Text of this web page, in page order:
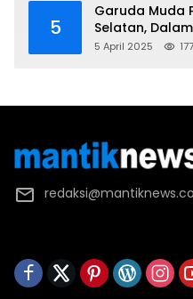
5
Garuda Muda
Selatan,
2025 U-17
5 April 2025